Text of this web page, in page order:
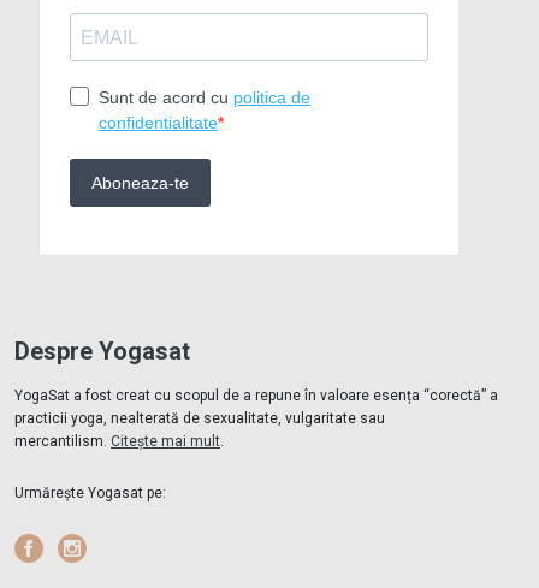
Despre Yogasat
YogaSat a fost creat cu scopul de a repune în valoare esența “corectă” a
practicii yoga, nealterată de sexualitate, vulgaritate sau
mercantilism. Citește mai mult
Urmărește Yogasat pe:
Facebook